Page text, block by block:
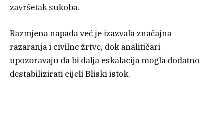
završetak sukoba.
Razmjena napada već je izazvala značajna
razaranja i civilne žrtve, dok analitičari
upozoravaju da bi dalja eskalacija mogla dodatno
destabilizirati cijeli Bliski istok.